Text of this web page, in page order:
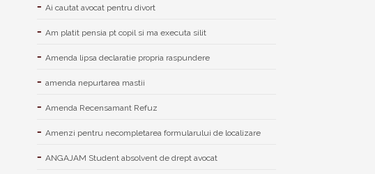
Ai cautat avocat pentru divort
Am platit pensia pt copil si ma executa silit
Amenda lipsa declaratie propria raspundere
amenda nepurtarea mastii
Amenda Recensamant Refuz
Amenzi pentru necompletarea formularului de localizare
ANGAJAM Student absolvent de drept avocat